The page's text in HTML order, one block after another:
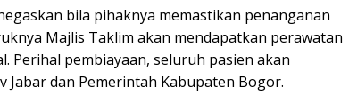
bila pihaknya memastikan penanganan
Majlis Taklim akan mendapatkan perawatan
Perihal pembiayaan, seluruh pasien akan
Jabar dan Pemerintah Kabupaten Bogor.